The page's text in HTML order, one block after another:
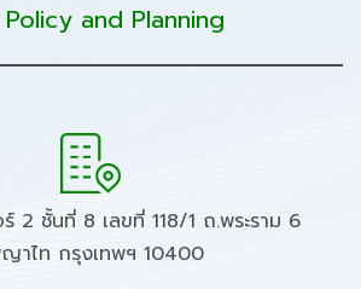
and Planning
ร์ 2 ชั้นที่ 8 เลขที่ 118/1 ถ.พระราม 6
าไท กรุงเทพฯ 10400